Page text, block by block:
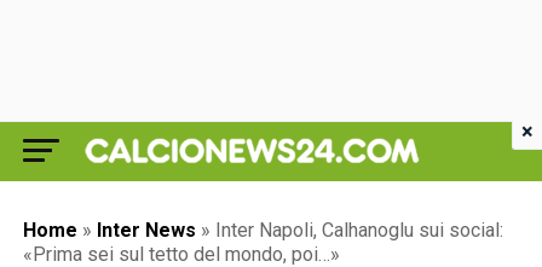
Home » Inter News » Inter Napoli, Calhanoglu sui social:
«Prima sei sul tetto del mondo, poi…»
×